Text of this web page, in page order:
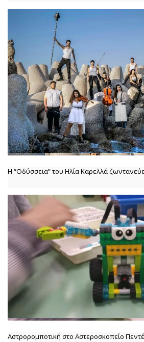
Η “Οδύσσεια” του Ηλία Καρελλά
Αστρορομποτική στο Αστεροσκοπείο